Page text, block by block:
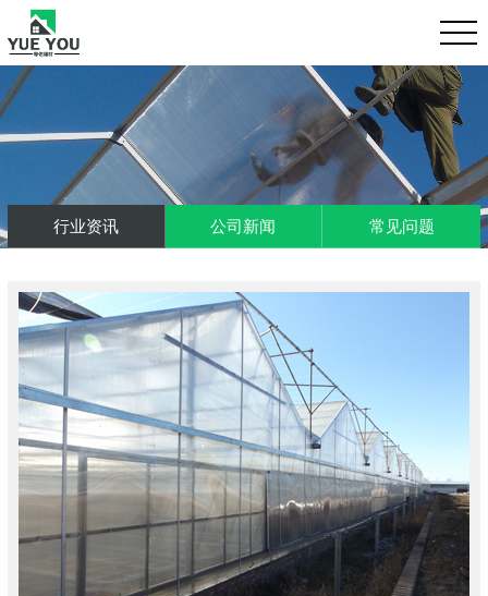
行业资讯 公司新闻 常见问题